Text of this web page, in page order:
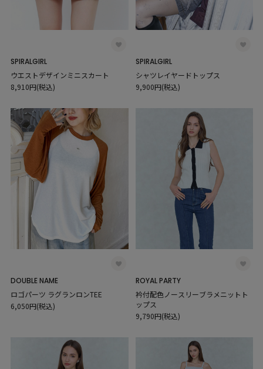
SPIRALGIRL
ウエストデザインミニスカート
8,910円(税込)
SPIRALGIRL
シャツレイヤードトップス
9,900円(税込)
DOUBLE NAME
ロゴパーツ ラグランロンTEE
6,050円(税込)
ROYAL PARTY
衿付配色ノースリーブラメニットト
ップス
9,790円(税込)